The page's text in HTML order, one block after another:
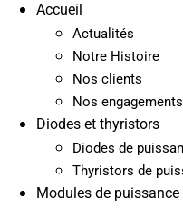
Accueil
Actualités
Notre Histoire
Nos clients
Nos engagements
Diodes et thyristors
Diodes de
Thyristors de
Modules de puissance